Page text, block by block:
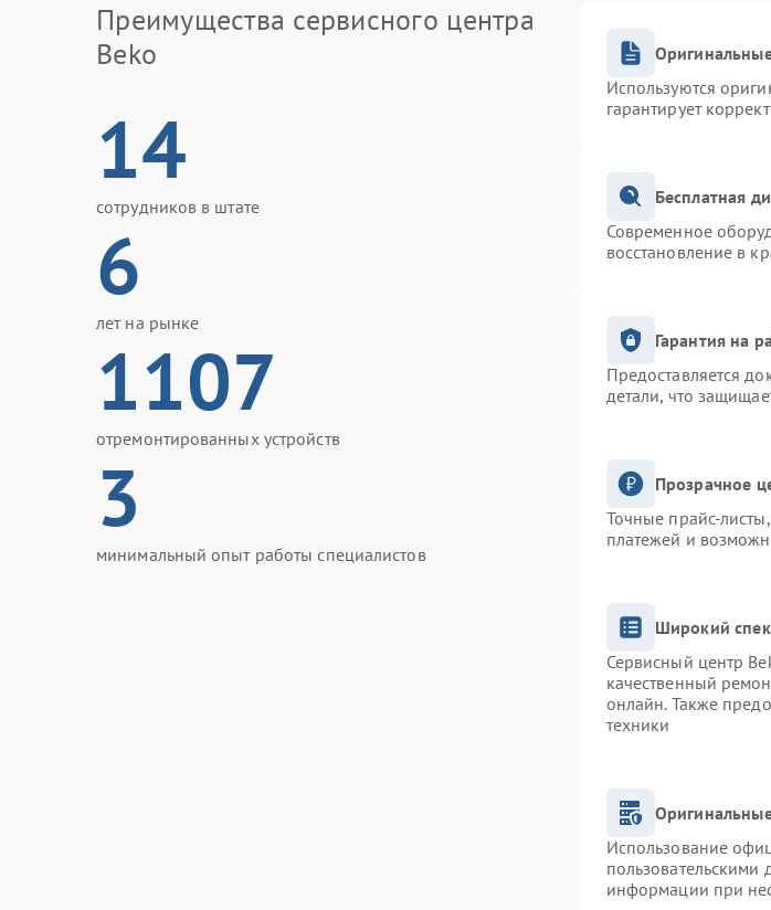
Преимущества сервисного центра
Beko
14
сотрудников в штате
6
лет на рынке
1107
отремонтированных устройств
3
минимальный опыт работы специалистов
Используются
гарантирует
Бесплатная
Современное
восстановление в
Гарантия на
Предоставляется
детали, что
Прозрачное
Точные прайс-
платежей и
Широкий
Сервисный центр
качественный
онлайн. Также
техники
Использование
информации при